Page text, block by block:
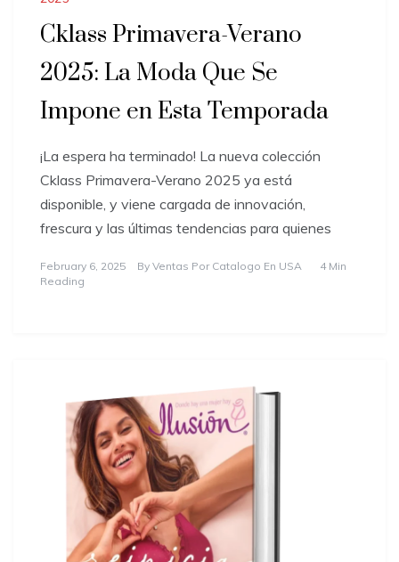
Cklass Primavera-Verano
2025: La Moda Que Se
Impone en Esta Temporada
¡La espera ha terminado! La nueva colección
Cklass Primavera-Verano 2025 ya está
disponible, y viene cargada de innovación,
frescura y las últimas tendencias para quienes
February 6, 2025 By Ventas Por Catalogo En USA
4 Min
Reading